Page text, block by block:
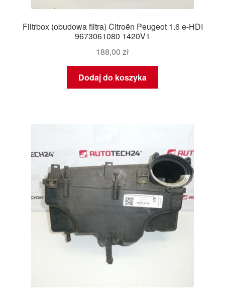
Filtrbox (obudowa filtra) Citroën Peugeot 1.6 e-HDI
9673061080 1420V1
188,00 zł
Dodaj do koszyka